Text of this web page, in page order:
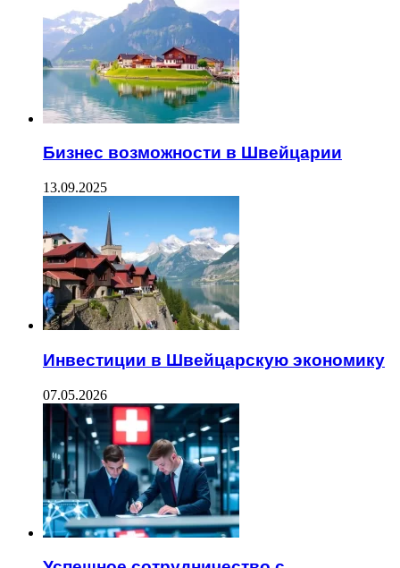
Бизнес возможности в Швейцарии
13.09.2025
Инвестиции в Швейцарскую экономику
07.05.2026